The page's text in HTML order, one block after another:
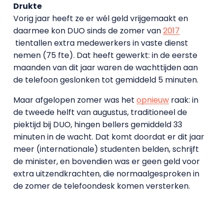
Drukte
Vorig jaar heeft ze er wél geld vrijgemaakt en
daarmee kon DUO sinds de zomer van2017
tientallen extra medewerkers in vaste dienst
nemen (75 fte). Dat heeft gewerkt: in de eerste
maanden van dit jaar waren de wachttijden aan
de telefoon geslonken tot gemiddeld 5 minuten.
Maar afgelopen zomer was het opnieuwraak: in
de tweede helft van augustus, traditioneel de
piektijd bij DUO, hingen bellers gemiddeld 33
minuten in de wacht. Dat komt doordat er dit jaar
meer (internationale) studenten belden, schrijft
de minister, en bovendien was er geen geld voor
extra uitzendkrachten, die normaalgesproken in
de zomer de telefoondesk komen versterken.